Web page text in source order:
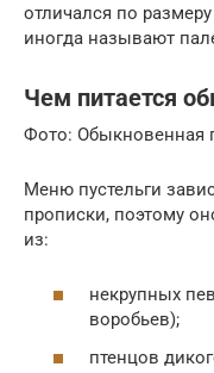
отличался по
иногда называют
Чем питается
Фото: Обыкновенная
Меню пустельги
прописки, поэтому
из:
некрупных
воробьев);
птенцов